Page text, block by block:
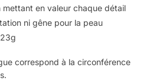
mettant en valeur chaque détail
ni gêne pour la peau
correspond à la circonférence